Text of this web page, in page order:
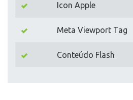
Icon Apple
Meta Viewport Tag
Conteúdo Flash